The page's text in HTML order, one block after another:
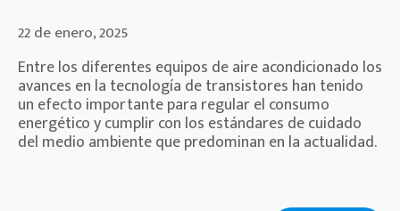
22 de enero, 2025
Entre los diferentes equipos de aire acondicionado los
avances en la tecnología de transistores han tenido
un efecto importante para regular el consumo
energético y cumplir con los estándares de cuidado
del medio ambiente que predominan en la actualidad.